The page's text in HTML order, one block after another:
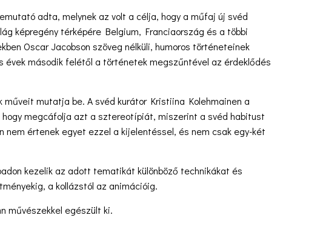
adta, melynek az volt a célja, hogy a műfaj új svéd
képregény térképére Belgium, Franciaország és a többi
Oscar Jacobson szöveg nélküli, humoros történeteinek
évek második felétől a történetek megszűntével az érdeklődés
mutatja be. A svéd kurátor Kristiina Kolehmainen a
megcáfolja azt a sztereotípiát, miszerint a svéd habitust
nem értenek egyet ezzel a kijelentéssel, és nem csak egy-két
kezelik az adott tematikát különböző technikákat és
a kollázstól az animációig.
művészekkel egészült ki.